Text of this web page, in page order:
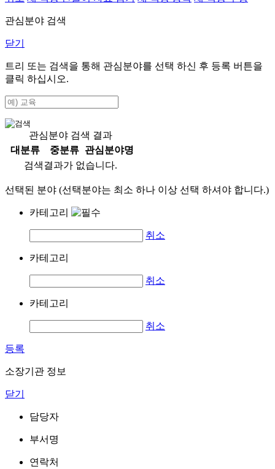
관심분야 검색
닫기
트리 또는 검색을 통해 관심분야를 선택 하신 후 등록 버튼을
클릭 하십시오.
관심분야 검색 결과
대분류
중분류
관심분야명
검색결과가 없습니다.
선택된 분야 (선택분야는 최소 하나 이상 선택 하셔야 합니다.)
카테고리
취소
카테고리
취소
카테고리
취소
등록
소장기관 정보
닫기
담당자
부서명
연락처